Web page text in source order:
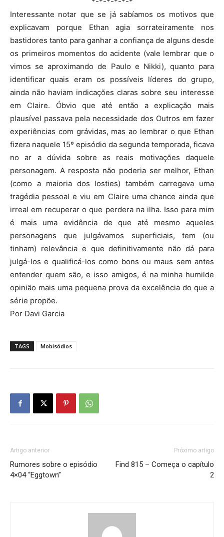
Interessante notar que se já sabíamos os motivos que
explicavam porque Ethan agia sorrateiramente nos
bastidores tanto para ganhar a confiança de alguns desde
os primeiros momentos do acidente (vale lembrar que o
vimos se aproximando de Paulo e Nikki), quanto para
identificar quais eram os possíveis líderes do grupo,
ainda não haviam indicações claras sobre seu interesse
em Claire. Óbvio que até então a explicação mais
plausível passava pela necessidade dos Outros em fazer
experiências com grávidas, mas ao lembrar o que Ethan
fizera naquele 15º episódio da segunda temporada, ficava
no ar a dúvida sobre as reais motivações daquele
personagem. A resposta não poderia ser melhor, Ethan
(como a maioria dos losties) também carregava uma
tragédia pessoal e viu em Claire uma chance ainda que
irreal em recuperar o que perdera na ilha. Isso para mim
é mais uma evidência de que até mesmo aqueles
personagens que julgávamos superficiais, tem (ou
tinham) relevância e que definitivamente não dá para
julgá-los e qualificá-los como bons ou maus sem antes
entender quem são, e isso amigos, é na minha humilde
opinião mais uma pequena prova da excelência do que a
série propõe.
Por Davi Garcia
TAGS Mobisódios
Artigo anterior
Rumores sobre o episódio
4×04 “Eggtown”
Próximo artigo
Find 815 – Começa o capítulo
2